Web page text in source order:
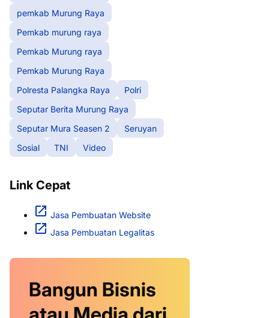
pemkab Murung Raya
Pemkab murung raya
Pemkab Murung raya
Pemkab Murung Raya
Polresta Palangka Raya
Polri
Seputar Berita Murung Raya
Seputar Mura Seasen 2
Seruyan
Sosial
TNI Video
Link Cepat
Jasa Pembuatan Website
Jasa Pembuatan Legalitas
Bangun Bisnis